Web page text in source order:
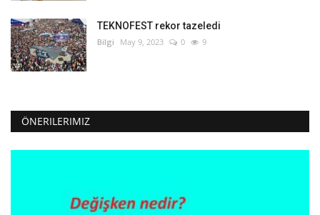
TEKNOFEST rekor tazeledi
Bilgi May 9, 2023 0 9
ÖNERILERIMIZ